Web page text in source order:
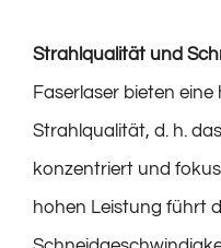
Strahlqualität und
Faserlaser bieten
Strahlqualität, d. h.
konzentriert und
hohen Leistung führt